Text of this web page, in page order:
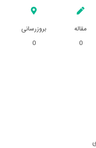
مقاله
0
بروزرسانی
0